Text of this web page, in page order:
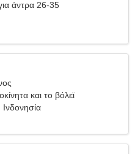
άντρα 26-35
και το βόλεϊ